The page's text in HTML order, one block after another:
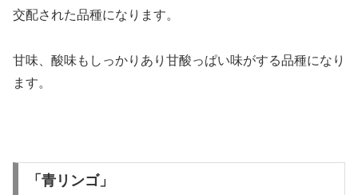
交配された品種になります。
甘味、酸味もしっかりあり甘酸っぱい味がする品種になり
ます。
「青リンゴ」